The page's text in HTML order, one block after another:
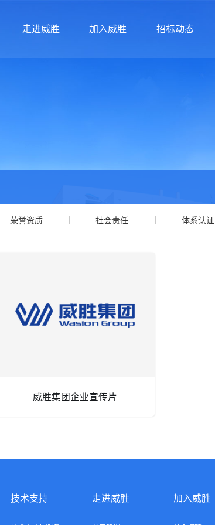
走进威胜 加入威胜 招标动态
荣誉资质 社会责任 体系认证
威胜集团企业宣传片
技术支持 走进威胜 加入威胜